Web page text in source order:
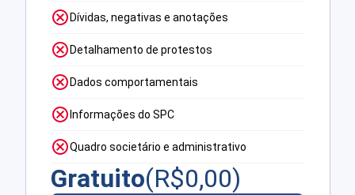
Dívidas, negativas e anotações
Detalhamento de protestos
Dados comportamentais
Informações do SPC
Quadro societário e administrativo
Gratuito(R$0,00)